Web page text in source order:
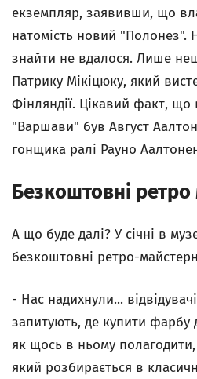
екземпляр, заявивши, що
натомість новий "Полонез".
знайти не вдалося. Лише
Патрику Мікіцюку, який
Фінляндії. Цікавий факт,
"Варшави" був Август
гонщика ралі Рауно
Безкоштовні
А що буде далі? У січні в
безкоштовні ретро-
- Нас надихнули...
запитують, де купити фарбу
як щось в ньому
який розбирається в